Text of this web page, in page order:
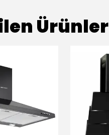
Ürünler